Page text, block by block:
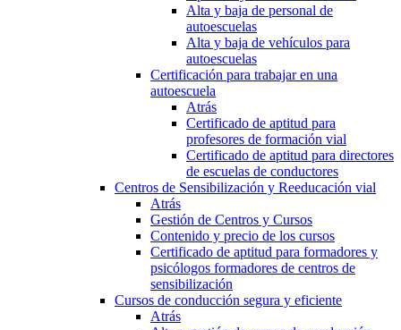
Alta y baja de personal de
autoescuelas
Alta y baja de vehículos para
autoescuelas
Certificación para trabajar en una
autoescuela
Atrás
Certificado de aptitud para
profesores de formación vial
Certificado de aptitud para directores
de escuelas de conductores
Centros de Sensibilización y Reeducación vial
Atrás
Gestión de Centros y Cursos
Contenido y precio de los cursos
Certificado de aptitud para formadores y
psicólogos formadores de centros de
sensibilización
Cursos de conducción segura y eficiente
Atrás